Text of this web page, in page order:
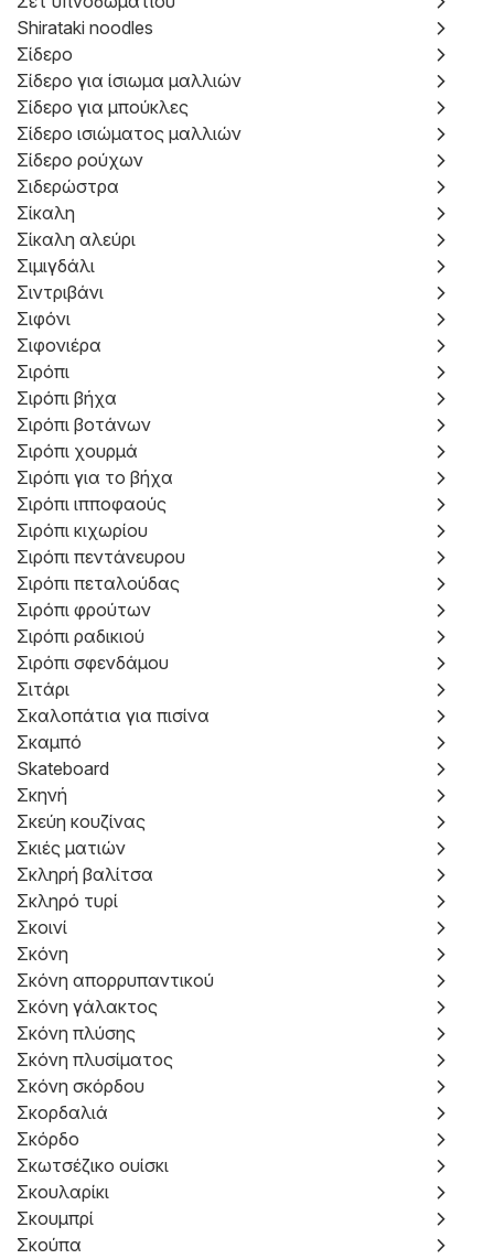
Shirataki noodles
Σίδερο
Σίδερο για ίσιωμα μαλλιών
Σίδερο για μπούκλες
Σίδερο ισιώματος μαλλιών
Σίδερο ρούχων
Σιδερώστρα
Σίκαλη
Σίκαλη αλεύρι
Σιμιγδάλι
Σιντριβάνι
Σιφόνι
Σιφονιέρα
Σιρόπι
Σιρόπι βήχα
Σιρόπι βοτάνων
Σιρόπι χουρμά
Σιρόπι για το βήχα
Σιρόπι ιπποφαούς
Σιρόπι κιχωρίου
Σιρόπι πεντάνευρου
Σιρόπι πεταλούδας
Σιρόπι φρούτων
Σιρόπι ραδικιού
Σιρόπι σφενδάμου
Σιτάρι
Σκαλοπάτια για πισίνα
Σκαμπό
Skateboard
Σκηνή
Σκεύη κουζίνας
Σκιές ματιών
Σκληρή βαλίτσα
Σκληρό τυρί
Σκοινί
Σκόνη
Σκόνη απορρυπαντικού
Σκόνη γάλακτος
Σκόνη πλύσης
Σκόνη πλυσίματος
Σκόνη σκόρδου
Σκορδαλιά
Σκόρδο
Σκωτσέζικο ουίσκι
Σκουλαρίκι
Σκουμπρί
Σκούπα